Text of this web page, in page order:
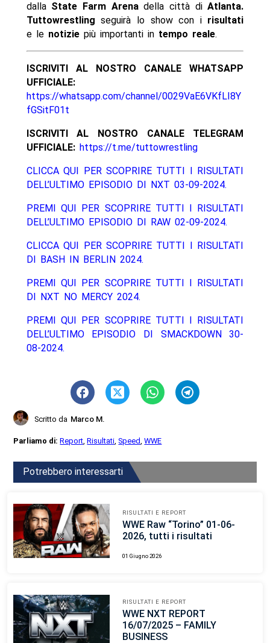
dalla State Farm Arenadella città diAtlanta.
Tuttowrestling seguirà lo show con i risultati
e le notiziepiù importanti in tempo reale.
ISCRIVITI AL NOSTRO CANALE WHATSAPP
UFFICIALE:
https://whatsapp.com/channel/0029VaE6VKfLI8Y
fGSitF01t
ISCRIVITI AL NOSTRO CANALE TELEGRAM
UFFICIALE: https://t.me/tuttowrestling
CLICCA QUI PER SCOPRIRE TUTTI I RISULTATI
DELL’ULTIMO EPISODIO DI NXT 03-09-2024.
PREMI QUI PER SCOPRIRE TUTTI I RISULTATI
DELL’ULTIMO EPISODIO DI RAW 02-09-2024.
CLICCA QUI PER SCOPRIRE TUTTI I RISULTATI
DI BASH IN BERLIN 2024.
PREMI QUI PER SCOPRIRE TUTTI I RISULTATI
DI NXT NO MERCY 2024.
PREMI QUI PER SCOPRIRE TUTTI I RISULTATI
DELL’ULTIMO EPISODIO DI SMACKDOWN 30-
08-2024.
Scritto da Marco M.
Parliamo di:Report,Risultati,Speed,WWE
Potrebbero interessarti
RISULTATI E REPORT
WWE Raw “Torino” 01-06-
2026, tutti i risultati
01 Giugno 2026
RISULTATI E REPORT
WWE NXT REPORT
16/07/2025 – FAMILY
BUSINESS